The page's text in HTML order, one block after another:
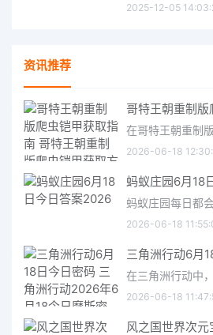
2025-12-05
资讯推荐
在哥特王朝重制
2026-06-18
蚂蚁庄园6月18
蚂蚁庄园每日都
2026-06-18
在三角洲行动中
2026-06-18